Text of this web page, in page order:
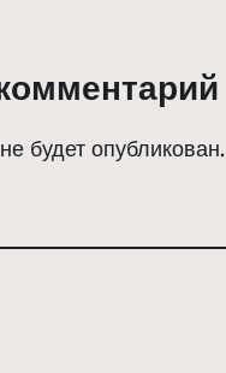
будет опубликован.